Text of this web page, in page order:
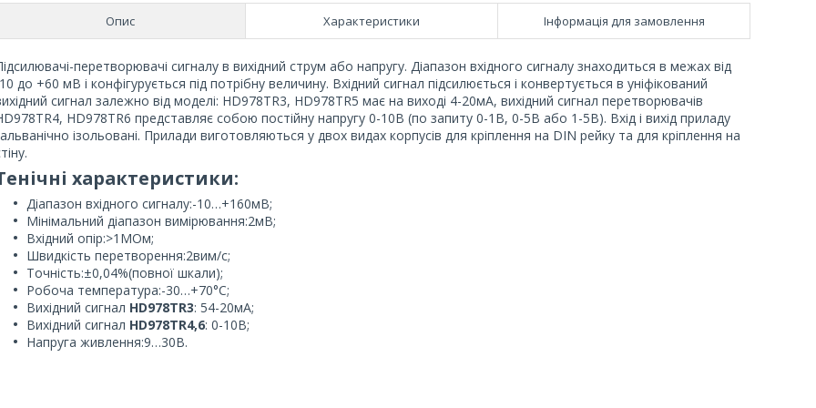
Опис Характеристики Інформація для замовлення
перетворювачі сигналу в вихідний струм або напругу. Діапазон вхідного сигналу знаходиться в межах від
до +60 мВ і конфігурується під потрібну величину. Вхідний сигнал підсилюється і конвертується в уніфікований
сигнал залежно від моделі: HD978TR3, HD978TR5 має на виході 4-20мА, вихідний сигнал перетворювачів
HD978TR6 представляє собою постійну напругу 0-10В (по запиту 0-1В, 0-5В або 1-5В). Вхід і вихід приладу
ізольовані. Прилади виготовляються у двох видах корпусів для кріплення на DIN рейку та для кріплення на
характеристики:
Діапазон вхідного сигналу:-10…+160мВ;
Мінімальний діапазон вимірювання:2мВ;
Вхідний опір:>1МОм;
Швидкість перетворення:2вим/с;
Точність:±0,04%(повної шкали);
Робоча температура:-30…+70°С;
Вихідний сигнал HD978TR3: 54-20мА;
Вихідний сигнал HD978TR4,6: 0-10В;
Напруга живлення:9…30В.